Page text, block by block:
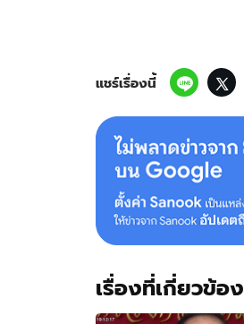
แชร์เรื่องนี้
เรื่องที่เกี่ยวข้อง